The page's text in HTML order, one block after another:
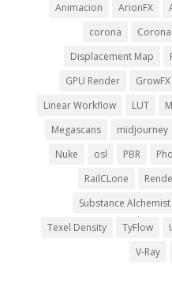
Animacion
ArionFX
corona
Displacement Map
GPU Render
GrowFX
Linear Workflow
LUT
Megascans
midjourney
Nuke
osl PBR
RailCLone
Substance Alchemist
Texel Density
TyFlow
V-Ray